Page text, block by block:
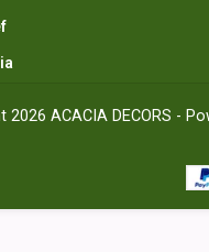
2026 ACACIA DECORS -